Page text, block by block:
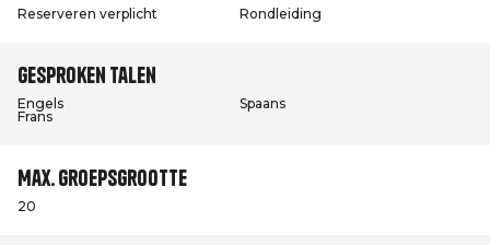
Reserveren verplicht Rondleiding
Gesproken talen
Engels
Spaans
Frans
Max. groepsgrootte
20